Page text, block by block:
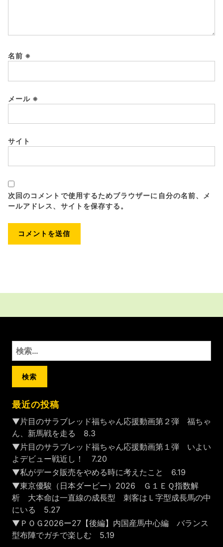
名前 ※
メール ※
サイト
次回のコメントで使用するためブラウザーに自分の名前、メ
ールアドレス、サイトを保存する。
検
索:
最近の投稿
▼片目のサラブレッド福ちゃん応援動画第２弾 福ちゃ
ん、新馬戦を走る 8.3
▼片目のサラブレッド福ちゃん応援動画第１弾 いよい
よデビュー戦近し！ 7.20
▼私がデータ販売をやめる時に考えたこと 6.19
▼東京優駿（日本ダービー）2026 Ｇ１ＥＱ指数解
析 大本命は一直線の成長型 刺客はＬ字型成長馬の中
にいる 5.27
▼ＰＯＧ2026ー27【後編】内国産馬中心編 バランス
型布陣でガチで楽しむ 5.19